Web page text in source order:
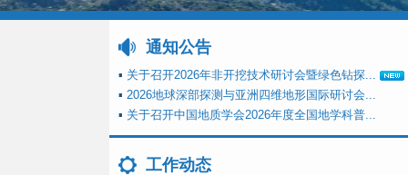
通知公告
▪ 关于召开2026年非开挖技术研讨会暨绿色钻探...
▪ 2026地球深部探测与亚洲四维地形国际研讨会...
▪ 关于召开中国地质学会2026年度全国地学科普...
工作动态